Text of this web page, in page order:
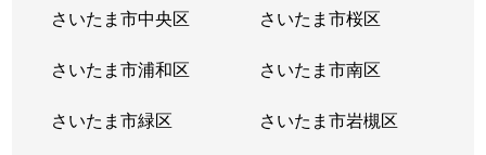
さいたま市中央区 さいたま市桜区
さいたま市浦和区 さいたま市南区
さいたま市緑区 さいたま市岩槻区